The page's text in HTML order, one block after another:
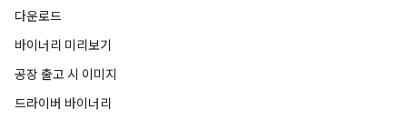
다운로드
바이너리 미리보기
공장 출고 시 이미지
드라이버 바이너리